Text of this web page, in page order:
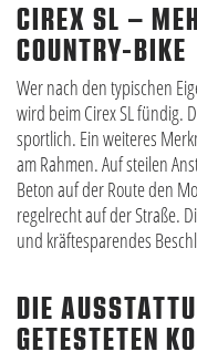
CIREX SL –
COUNTRY-BIKE
Wer nach den typischen
wird beim Cirex SL fündig.
sportlich. Ein weiteres
am Rahmen. Auf steilen
Beton auf der Route den
regelrecht auf der Straße.
und kräftesparendes
DIE
GETESTETEN